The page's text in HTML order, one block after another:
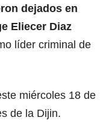
dejados en
Eliecer Diaz
líder criminal de
miércoles 18 de
de la Dijin.